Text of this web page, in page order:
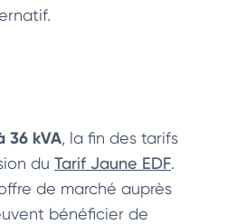
36 kVA, la fin des tarifs
du Tarif Jaune EDF.
de marché auprès
bénéficier de